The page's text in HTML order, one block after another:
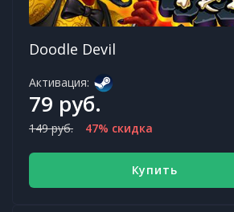
Doodle Devil
Активация:
79 руб.
149 руб. 47% скидка
Купить